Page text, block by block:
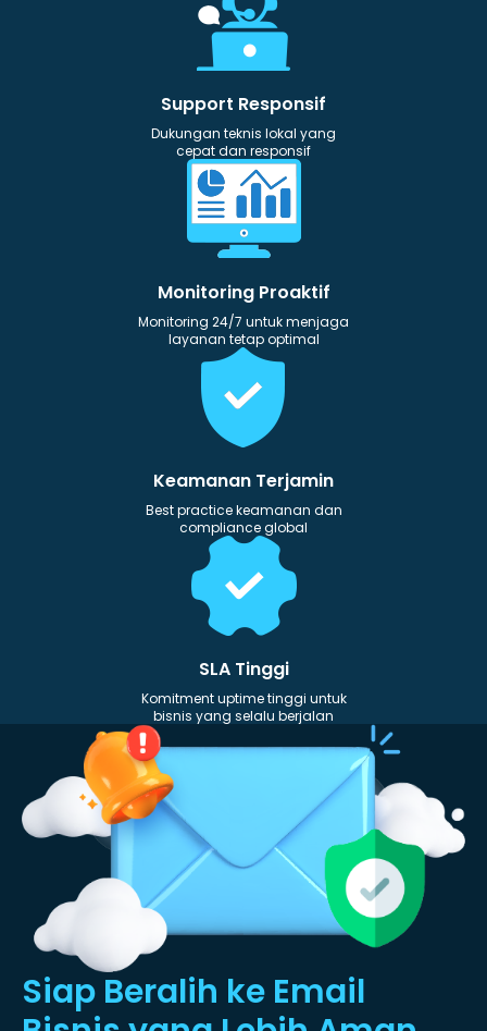
Support Responsif
Dukungan teknis lokal yang
cepat dan responsif
Monitoring Proaktif
Monitoring 24/7 untuk menjaga
layanan tetap optimal
Keamanan Terjamin
Best practice keamanan dan
compliance global
SLA Tinggi
Komitment uptime tinggi untuk
bisnis yang selalu berjalan
Siap Beralih ke Email